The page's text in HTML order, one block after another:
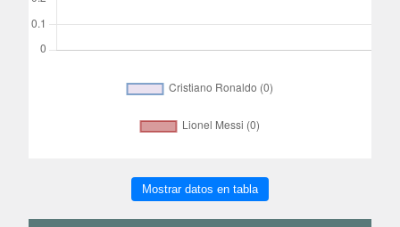
Mostrar datos en tabla